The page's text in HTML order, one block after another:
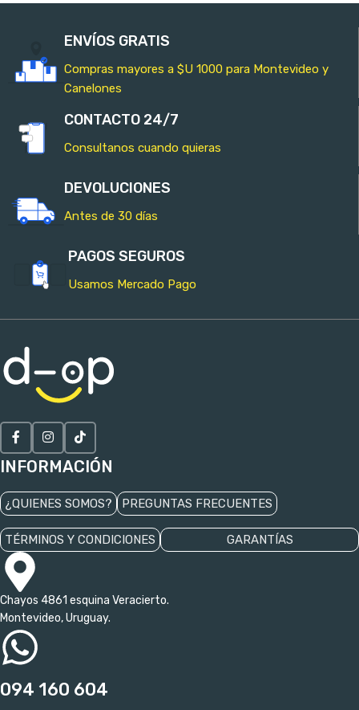
ENVÍOS GRATIS
Compras mayores a $U 1000 para Montevideo y
Canelones
CONTACTO 24/7
Consultanos cuando quieras
DEVOLUCIONES
Antes de 30 días
PAGOS SEGUROS
Usamos Mercado Pago
INFORMACIÓN
¿QUIENES SOMOS? PREGUNTAS FRECUENTES
TÉRMINOS Y CONDICIONES GARANTÍAS
Chayos 4861 esquina Veracierto.
Montevideo, Uruguay.
094 160 604